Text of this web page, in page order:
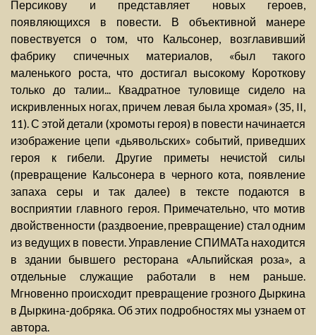
Персикову и представляет новых героев,
появляющихся в повести. В объективной манере
повествуется о том, что Кальсонер, возглавивший
фабрику спичечных материалов, «был такого
маленького роста, что достигал высокому Короткову
только до талии... Квадратное туловище сидело на
искривленных ногах, причем левая была хромая» (35, II,
11). С этой детали (хромоты героя) в повести начинается
изображение цепи «дьявольских» событий, приведших
героя к гибели. Другие приметы нечистой силы
(превращение Кальсонера в черного кота, появление
запаха серы и так далее) в тексте подаются в
восприятии главного героя. Примечательно, что мотив
двойственности (раздвоение, превращение) стал одним
из ведущих в повести. Управление СПИМАТа находится
в здании бывшего ресторана «Альпийская роза», а
отдельные служащие работали в нем раньше.
Мгновенно происходит превращение грозного Дыркина
в Дыркина-добряка. Об этих подробностях мы узнаем от
автора.